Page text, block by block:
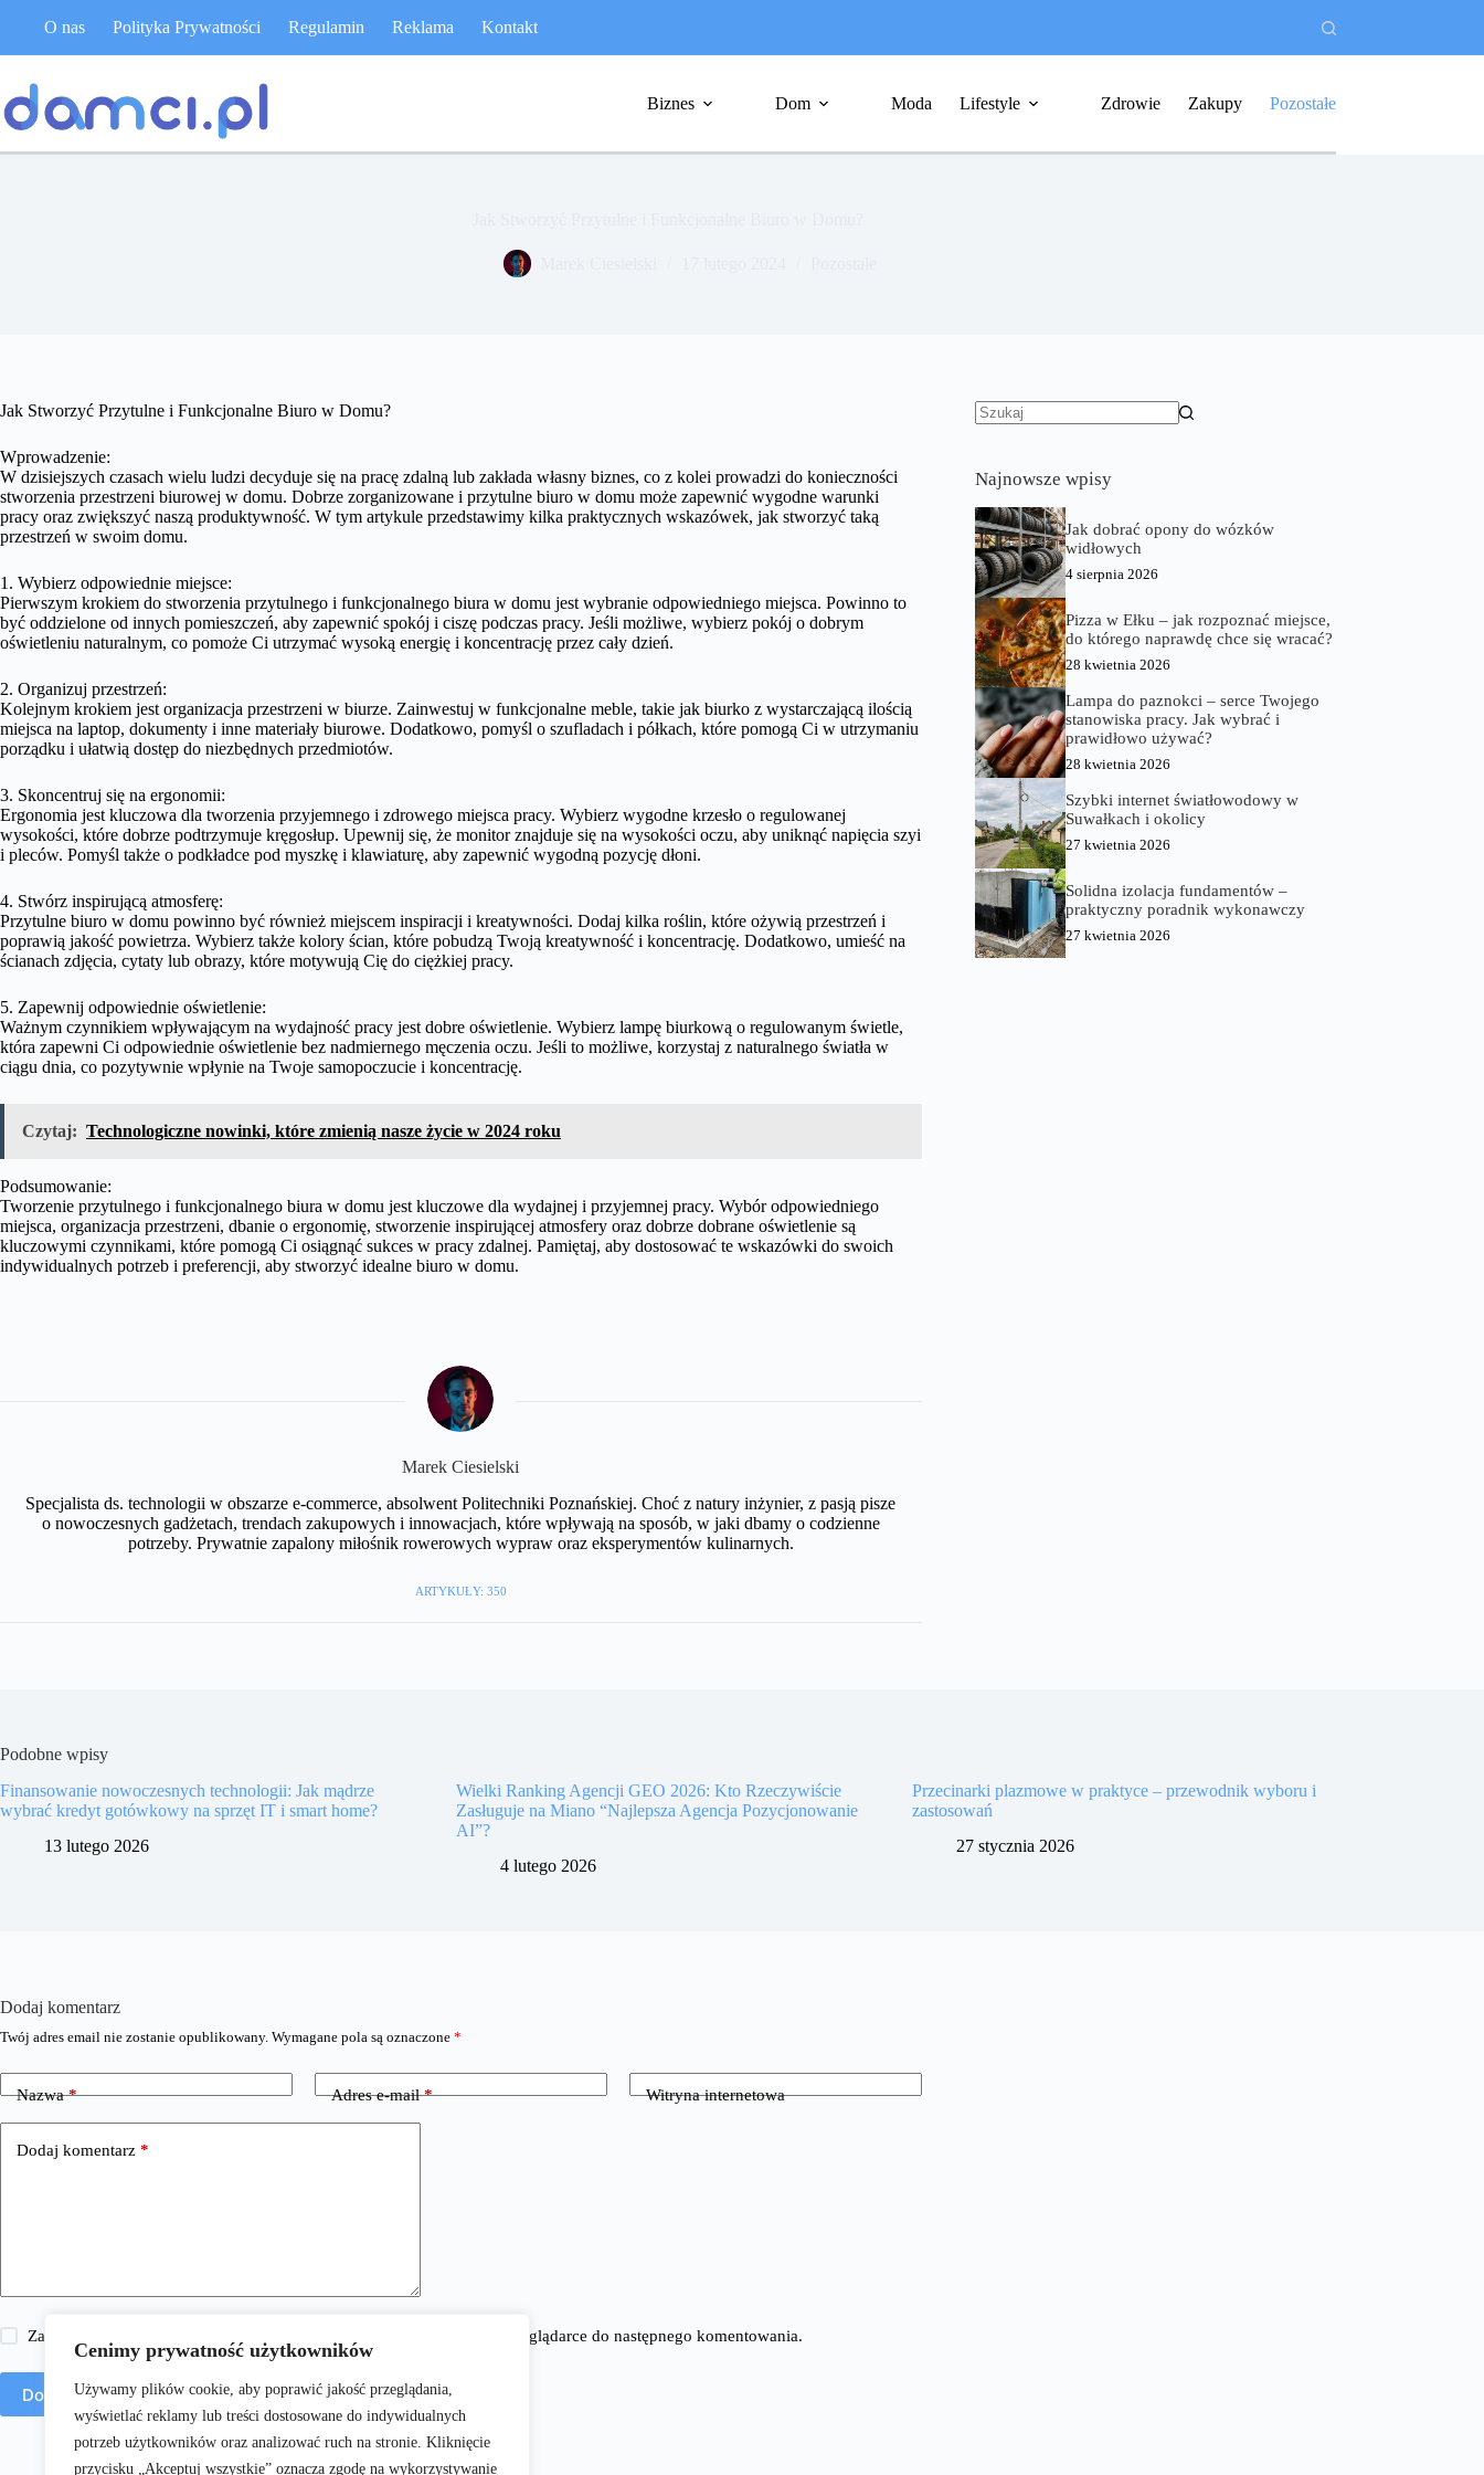
Cenimy prywatność użytkowników
Używamy plików cookie, aby poprawić jakość przeglądania,
wyświetlać reklamy lub treści dostosowane do indywidualnych
potrzeb użytkowników oraz analizować ruch na stronie. Kliknięcie
przycisku „Akceptuj wszystkie” oznacza zgodę na wykorzystywanie
O nas Polityka Prywatności Regulamin Reklama Kontakt
Biznes Dom Moda Lifestyle Zdrowie Zakupy Pozostałe
Jak Stworzyć Przytulne i Funkcjonalne Biuro w Domu?
Wprowadzenie:
W dzisiejszych czasach wielu ludzi decyduje się na pracę zdalną lub zakłada własny biznes, co z kolei prowadzi do konieczności
stworzenia przestrzeni biurowej w domu. Dobrze zorganizowane i przytulne biuro w domu może zapewnić wygodne warunki
pracy oraz zwiększyć naszą produktywność. W tym artykule przedstawimy kilka praktycznych wskazówek, jak stworzyć taką
przestrzeń w swoim domu.
1. Wybierz odpowiednie miejsce:
Pierwszym krokiem do stworzenia przytulnego i funkcjonalnego biura w domu jest wybranie odpowiedniego miejsca. Powinno to
być oddzielone od innych pomieszczeń, aby zapewnić spokój i ciszę podczas pracy. Jeśli możliwe, wybierz pokój o dobrym
oświetleniu naturalnym, co pomoże Ci utrzymać wysoką energię i koncentrację przez cały dzień.
2. Organizuj przestrzeń:
Kolejnym krokiem jest organizacja przestrzeni w biurze. Zainwestuj w funkcjonalne meble, takie jak biurko z wystarczającą ilością
miejsca na laptop, dokumenty i inne materiały biurowe. Dodatkowo, pomyśl o szufladach i półkach, które pomogą Ci w utrzymaniu
porządku i ułatwią dostęp do niezbędnych przedmiotów.
3. Skoncentruj się na ergonomii:
Ergonomia jest kluczowa dla tworzenia przyjemnego i zdrowego miejsca pracy. Wybierz wygodne krzesło o regulowanej
wysokości, które dobrze podtrzymuje kręgosłup. Upewnij się, że monitor znajduje się na wysokości oczu, aby uniknąć napięcia szyi
i pleców. Pomyśl także o podkładce pod myszkę i klawiaturę, aby zapewnić wygodną pozycję dłoni.
4. Stwórz inspirującą atmosferę:
Przytulne biuro w domu powinno być również miejscem inspiracji i kreatywności. Dodaj kilka roślin, które ożywią przestrzeń i
poprawią jakość powietrza. Wybierz także kolory ścian, które pobudzą Twoją kreatywność i koncentrację. Dodatkowo, umieść na
ścianach zdjęcia, cytaty lub obrazy, które motywują Cię do ciężkiej pracy.
5. Zapewnij odpowiednie oświetlenie:
Ważnym czynnikiem wpływającym na wydajność pracy jest dobre oświetlenie. Wybierz lampę biurkową o regulowanym świetle,
która zapewni Ci odpowiednie oświetlenie bez nadmiernego męczenia oczu. Jeśli to możliwe, korzystaj z naturalnego światła w
ciągu dnia, co pozytywnie wpłynie na Twoje samopoczucie i koncentrację.
Czytaj: Technologiczne nowinki, które zmienią nasze życie w 2024 roku
Podsumowanie:
Tworzenie przytulnego i funkcjonalnego biura w domu jest kluczowe dla wydajnej i przyjemnej pracy. Wybór odpowiedniego
miejsca, organizacja przestrzeni, dbanie o ergonomię, stworzenie inspirującej atmosfery oraz dobrze dobrane oświetlenie są
kluczowymi czynnikami, które pomogą Ci osiągnąć sukces w pracy zdalnej. Pamiętaj, aby dostosować te wskazówki do swoich
indywidualnych potrzeb i preferencji, aby stworzyć idealne biuro w domu.
Marek Ciesielski
Specjalista ds. technologii w obszarze e-commerce, absolwent Politechniki Poznańskiej. Choć z natury inżynier, z pasją pisze
o nowoczesnych gadżetach, trendach zakupowych i innowacjach, które wpływają na sposób, w jaki dbamy o codzienne
potrzeby. Prywatnie zapalony miłośnik rowerowych wypraw oraz eksperymentów kulinarnych.
ARTYKUŁY: 350
Najnowsze wpisy
Jak dobrać opony do wózków
widłowych
4 sierpnia 2026
Pizza w Ełku – jak rozpoznać miejsce,
do którego naprawdę chce się wracać?
28 kwietnia 2026
Lampa do paznokci – serce Twojego
stanowiska pracy. Jak wybrać i
prawidłowo używać?
28 kwietnia 2026
Szybki internet światłowodowy w
Suwałkach i okolicy
27 kwietnia 2026
Solidna izolacja fundamentów –
praktyczny poradnik wykonawczy
27 kwietnia 2026
Podobne wpisy
Finansowanie nowoczesnych technologii: Jak mądrze
wybrać kredyt gotówkowy na sprzęt IT i smart home?
13 lutego 2026
Wielki Ranking Agencji GEO 2026: Kto Rzeczywiście
Zasługuje na Miano “Najlepsza Agencja Pozycjonowanie
AI”?
4 lutego 2026
Przecinarki plazmowe w praktyce – przewodnik wyboru i
zastosowań
27 stycznia 2026
Dodaj komentarz
Twój adres email nie zostanie opublikowany. Wymagane pola są oznaczone *
Nazwa* Adres e-mail* Witryna internetowa
Dodaj komentarz *
Zapisz moje imię i nazwisko, adres e-mail i stronę internetową w tej przeglądarce do następnego komentowania.
Dodaj komentarz